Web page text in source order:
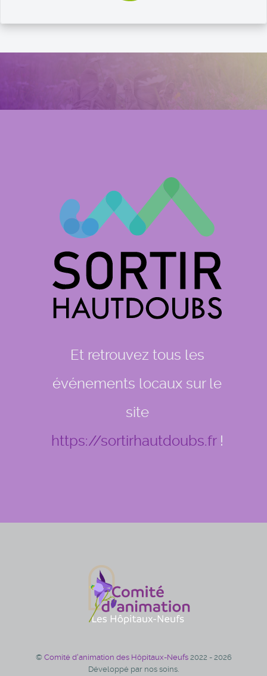
Et retrouvez tous les
événements locaux sur le
site
https://sortirhautdoubs.fr!
© Comité d'animation des Hôpitaux-Neufs 2022 - 2026
Développé par nos soins.